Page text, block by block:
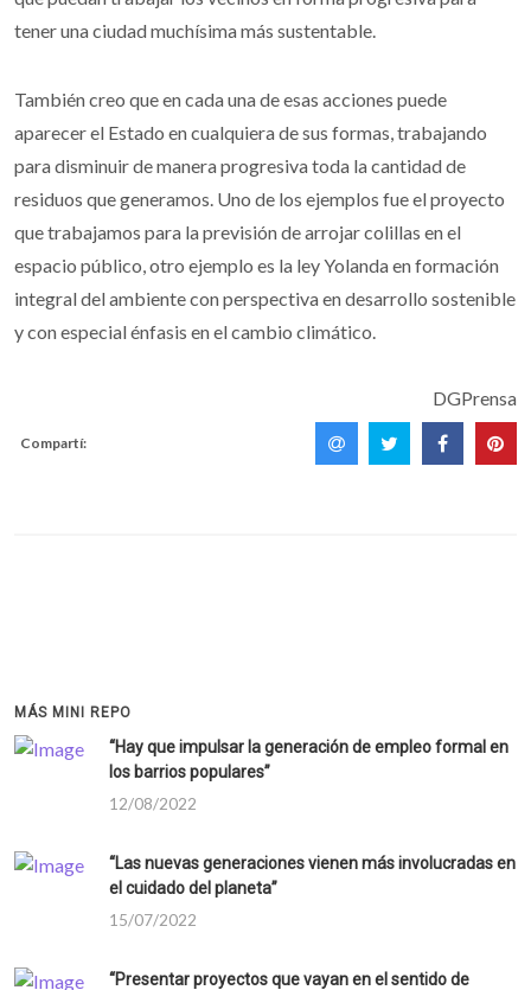
tener una ciudad muchísima más sustentable.
También creo que en cada una de esas acciones puede
aparecer el Estado en cualquiera de sus formas, trabajando
para disminuir de manera progresiva toda la cantidad de
residuos que generamos. Uno de los ejemplos fue el proyecto
que trabajamos para la previsión de arrojar colillas en el
espacio público, otro ejemplo es la ley Yolanda en formación
integral del ambiente con perspectiva en desarrollo sostenible
y con especial énfasis en el cambio climático.
DGPrensa
Compartí:
MÁS MINI REPO
“Hay que impulsar la generación de empleo formal en
los barrios populares”
12/08/2022
“Las nuevas generaciones vienen más involucradas en
el cuidado del planeta”
15/07/2022
“Presentar proyectos que vayan en el sentido de